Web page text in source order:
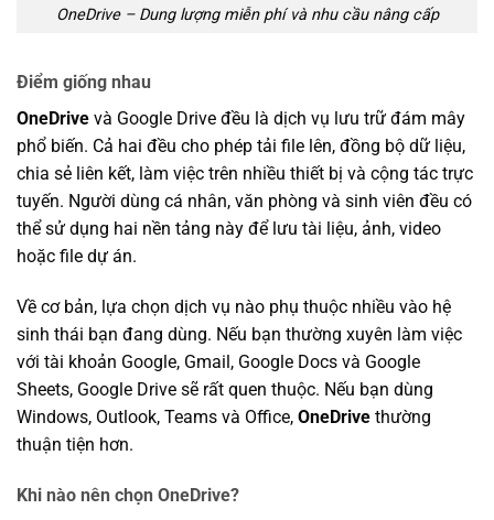
OneDrive – Dung lượng miễn phí và nhu cầu nâng cấp
Điểm giống nhau
OneDrive và Google Drive đều là dịch vụ lưu trữ đám mây
phổ biến. Cả hai đều cho phép tải file lên, đồng bộ dữ liệu,
chia sẻ liên kết, làm việc trên nhiều thiết bị và cộng tác trực
tuyến. Người dùng cá nhân, văn phòng và sinh viên đều có
thể sử dụng hai nền tảng này để lưu tài liệu, ảnh, video
hoặc file dự án.
Về cơ bản, lựa chọn dịch vụ nào phụ thuộc nhiều vào hệ
sinh thái bạn đang dùng. Nếu bạn thường xuyên làm việc
với tài khoản Google, Gmail, Google Docs và Google
Sheets, Google Drive sẽ rất quen thuộc. Nếu bạn dùng
Windows, Outlook, Teams và Office, OneDrive thường
thuận tiện hơn.
Khi nào nên chọn OneDrive?